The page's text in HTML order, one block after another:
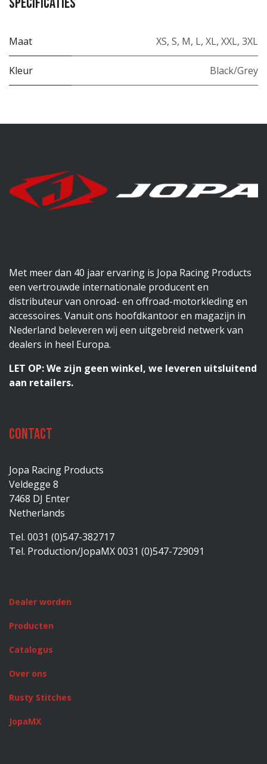
Maat XS, S, M, L, XL, XXL, 3XL
Kleur Black/Grey
Met meer dan 40 jaar ervaring is Jopa Racing Products
een vertrouwde internationale producent en
distributeur van onroad- en offroad-motorkleding en
accessoires. Vanuit ons hoofdkantoor en magazijn in
Nederland beleveren wij een uitgebreid netwerk van
dealers in heel Europa.
LET OP: We zijn geen winkel, we leveren uitsluitend
aan retailers.
Contact
Jopa Racing Products
Veldegge 8
7468 DJ Enter
Netherlands
Tel. 0031 (0)547-382717
Tel. Production/JopaMX 0031 (0)547-729091
Dealer worden
Producten
Catalogus
Over ons
Rusty Stitches
JopaMX